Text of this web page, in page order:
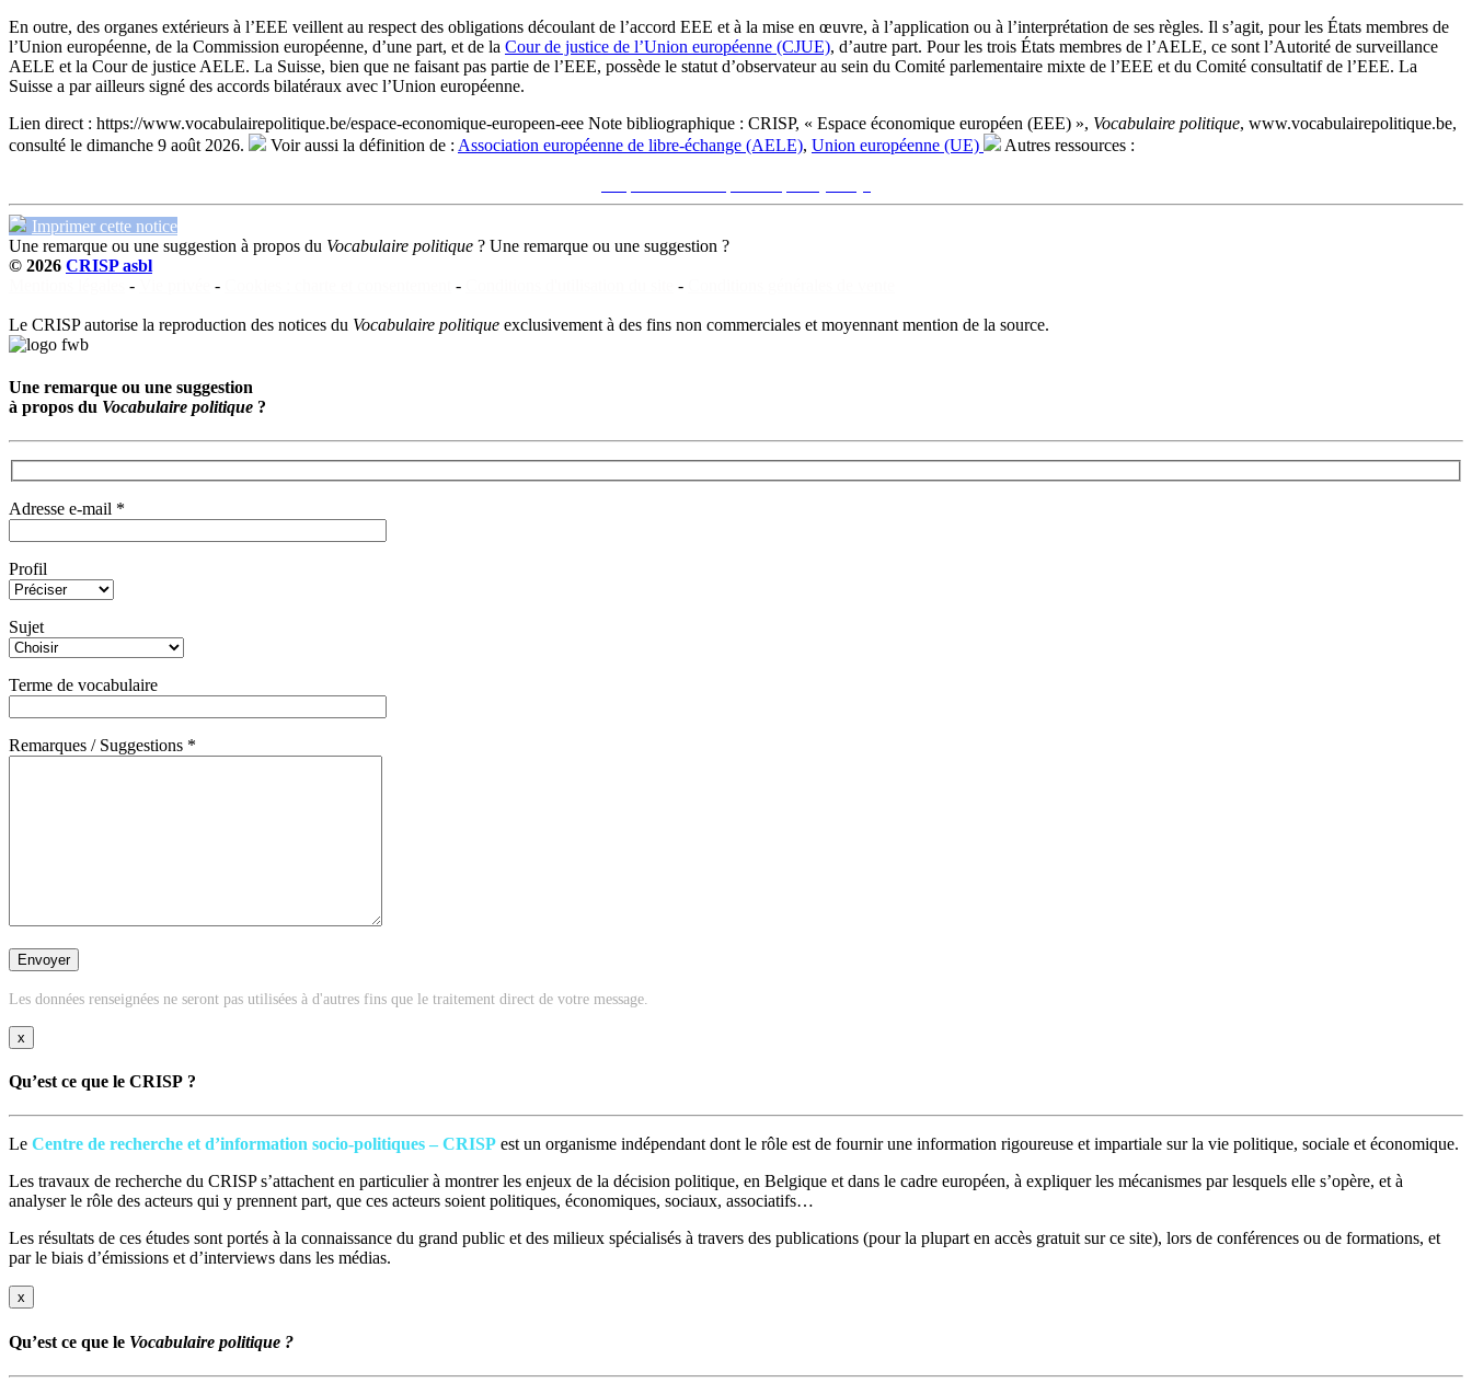
En outre, des organes extérieurs à l’EEE veillent au respect des obligations découlant de l’accord EEE et à la mise en œuvre, à l’application ou à l’interprétation de ses règles. Il s’agit, pour les États membres de
l’Union européenne, de la Commission européenne, d’une part, et de la Cour de justice de l’Union européenne (CJUE), d’autre part. Pour les trois États membres de l’AELE, ce sont l’Autorité de surveillance
AELE et la Cour de justice AELE. La Suisse, bien que ne faisant pas partie de l’EEE, possède le statut d’observateur au sein du Comité parlementaire mixte de l’EEE et du Comité consultatif de l’EEE. La
Suisse a par ailleurs signé des accords bilatéraux avec l’Union européenne.
Lien direct : https://www.vocabulairepolitique.be/espace-economique-europeen-eee Note bibliographique : CRISP, « Espace économique européen (EEE) », Vocabulaire politique, www.vocabulairepolitique.be,
consulté le dimanche 9 août 2026.
Voir aussi la définition de : Association européenne de libre-échange (AELE), Union européenne (UE)
Autres ressources :
Imprimer cette notice
Une remarque ou une suggestion à propos du Vocabulaire politique ? Une remarque ou une suggestion ?
© 2026 CRISP asbl
- - - -
Le CRISP autorise la reproduction des notices du Vocabulaire politique exclusivement à des fins non commerciales et moyennant mention de la source.
Une remarque ou une suggestion
à propos du Vocabulaire politique ?
Adresse e-mail *
Profil
Sujet
Terme de vocabulaire
Remarques / Suggestions *
Les données renseignées ne seront pas utilisées à d'autres fins que le traitement direct de votre message.
x
Qu’est ce que le CRISP ?
Le Centre de recherche et d’information socio-politiques – CRISP est un organisme indépendant dont le rôle est de fournir une information rigoureuse et impartiale sur la vie politique, sociale et économique.
Les travaux de recherche du CRISP s’attachent en particulier à montrer les enjeux de la décision politique, en Belgique et dans le cadre européen, à expliquer les mécanismes par lesquels elle s’opère, et à
analyser le rôle des acteurs qui y prennent part, que ces acteurs soient politiques, économiques, sociaux, associatifs…
Les résultats de ces études sont portés à la connaissance du grand public et des milieux spécialisés à travers des publications (pour la plupart en accès gratuit sur ce site), lors de conférences ou de formations, et
par le biais d’émissions et d’interviews dans les médias.
x
Qu’est ce que le Vocabulaire politique ?